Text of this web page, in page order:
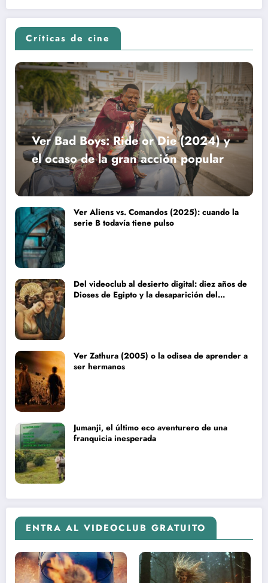
Críticas de cine
Ver Bad Boys: Ride or Die (2024) y
el ocaso de la gran acción popular
Ver Aliens vs. Comandos (2025): cuando la
serie B todavía tiene pulso
Del videoclub al desierto digital: diez años de
Dioses de Egipto y la desaparición del
Ver Zathura (2005) o la odisea de aprender a
ser hermanos
Jumanji, el último eco aventurero de una
franquicia inesperada
ENTRA AL VIDEOCLUB GRATUITO